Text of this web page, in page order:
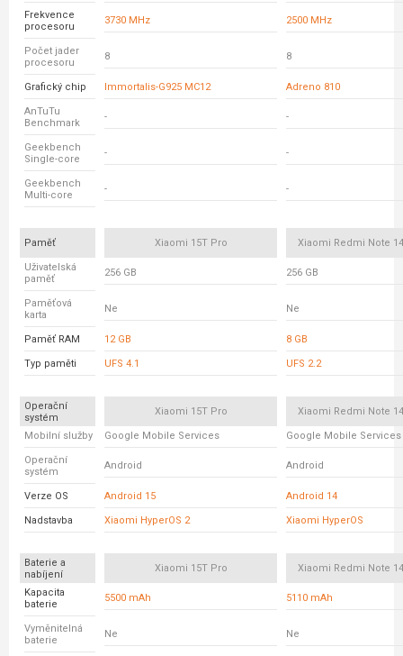
Frekvence
procesoru
3730 MHz 2500 MHz
Počet jader
procesoru
8 8
Grafický chip Immortalis-G925 MC12 Adreno 810
AnTuTu
Benchmark
- -
Geekbench
Single-core
- -
Geekbench
Multi-core
- -
Paměť Xiaomi 15T Pro Xiaomi Redmi Note
Uživatelská
paměť
256 GB 256 GB
Paměťová
karta
Ne Ne
Paměť RAM 12 GB 8 GB
Typ paměti UFS 4.1 UFS 2.2
Operační
systém
Xiaomi 15T Pro Xiaomi Redmi Note
Mobilní služby Google Mobile Services Google Mobile Services
Operační
systém
Android Android
Verze OS Android 15 Android 14
Nadstavba Xiaomi HyperOS 2 Xiaomi HyperOS
Baterie a
nabíjení
Xiaomi 15T Pro Xiaomi Redmi Note
Kapacita
baterie
5500 mAh 5110 mAh
Vyměnitelná
baterie
Ne Ne